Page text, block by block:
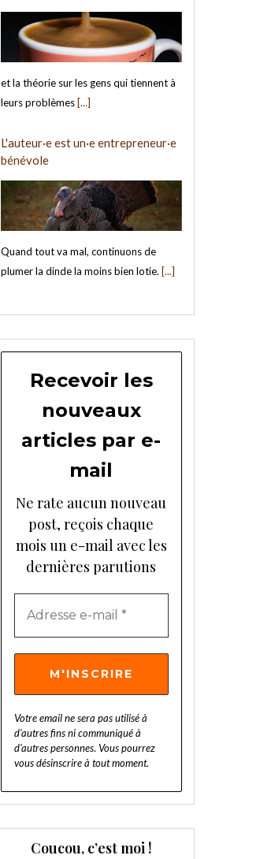
et la théorie sur les gens qui tiennent à
leurs problèmes [...]
L'auteur·e est un·e entrepreneur·e
bénévole
Quand tout va mal, continuons de
plumer la dinde la moins bien lotie. [...]
Recevoir les
nouveaux
articles par e-
mail
Ne rate aucun nouveau
post, reçois chaque
mois un e-mail avec les
dernières parutions
Votre email ne sera pas utilisé à
d'autres fins ni communiqué à
d'autres personnes. Vous pourrez
vous désinscrire à tout moment.
Coucou, c’est moi !